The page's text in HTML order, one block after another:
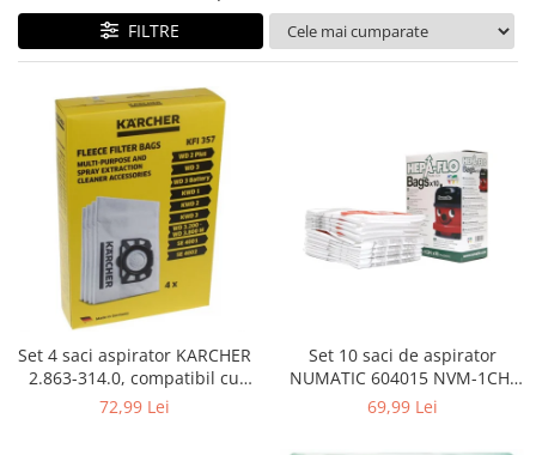
Curatenie si intretinere
Decoratiuni
Hobby-uri creative
Iluminat & Electrice
Jaluzele
Kit-uri automatizari porti si usi
Mobila dormitor
Mobila gradina & terasa
Mobila Living & Dining
Organizare si depozitare
Rafturi
FILTRE
Set 4 saci aspirator KARCHER
2.863-314.0, compatibil cu
WD, KWD, SE
72,99 Lei
Set 10 saci de aspirator
NUMATIC 604015 NVM-1CH,
9L
69,99 Lei